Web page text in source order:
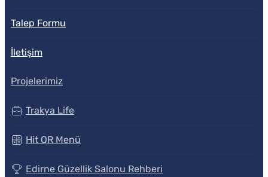
Talep Formu
İletişim
Projelerimiz
Trakya Life
Hit QR Menü
Edirne Güzellik Salonu Rehberi